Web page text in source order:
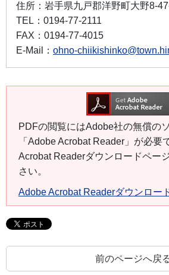
住所： 岩手県九戸郡洋野町大野8-
TEL： 0194-77-2111
FAX： 0194-77-4015
E-Mail： ohno-
PDFの閲覧にはAdobe社の無償の
「Adobe Acrobat Reader」が必要
Acrobat Readerダウンロードペー
さい。
Adobe Acrobat Readerダウンロー
前のページへ戻